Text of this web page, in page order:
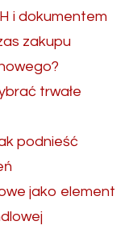
i dokumentem
zakupu
trwałe
podnieść
jako element